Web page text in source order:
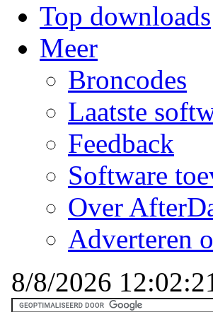
Top downloads
Meer
Broncodes
Laatste
Feedback
Software
Over
Adverteren
8/8/2026